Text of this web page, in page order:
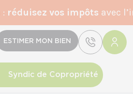
ESTIMER MON BIEN
Syndic de Copropriété
: réduisez vos impôts avec